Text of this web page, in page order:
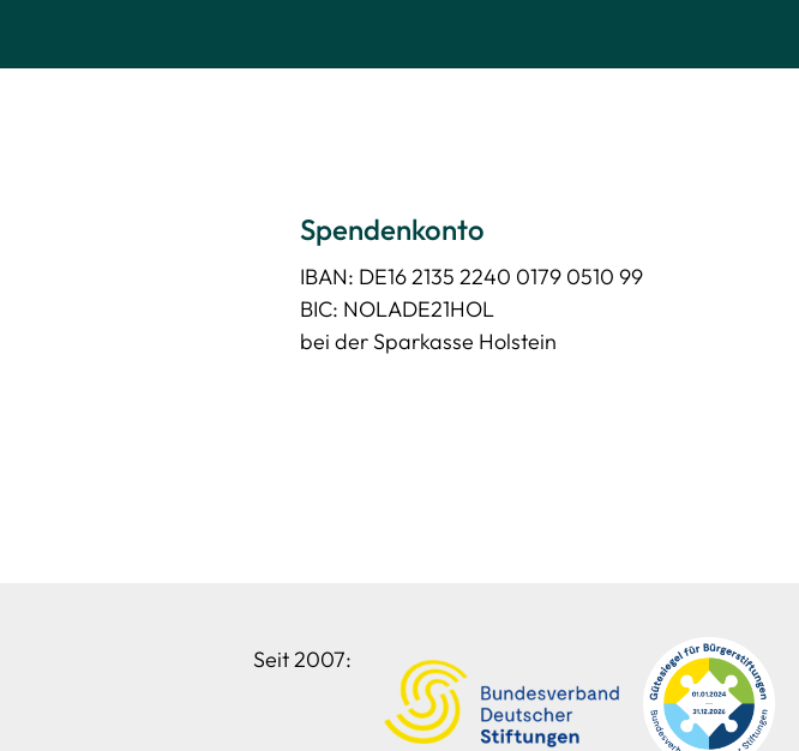
Spendenkonto
IBAN: DE16 2135 2240 0179 0510 99
BIC: NOLADE21HOL
bei der Sparkasse Holstein
Seit 2007: